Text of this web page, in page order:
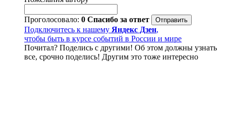
Проголосовало: 0 Спасибо за ответ
Подключитесь к нашему Яндекс Дзен,
чтобы быть в курсе событий в России и мире
Почитал? Поделись с другими! Об этом должны узнать
все, срочно поделись! Другим это тоже интересно